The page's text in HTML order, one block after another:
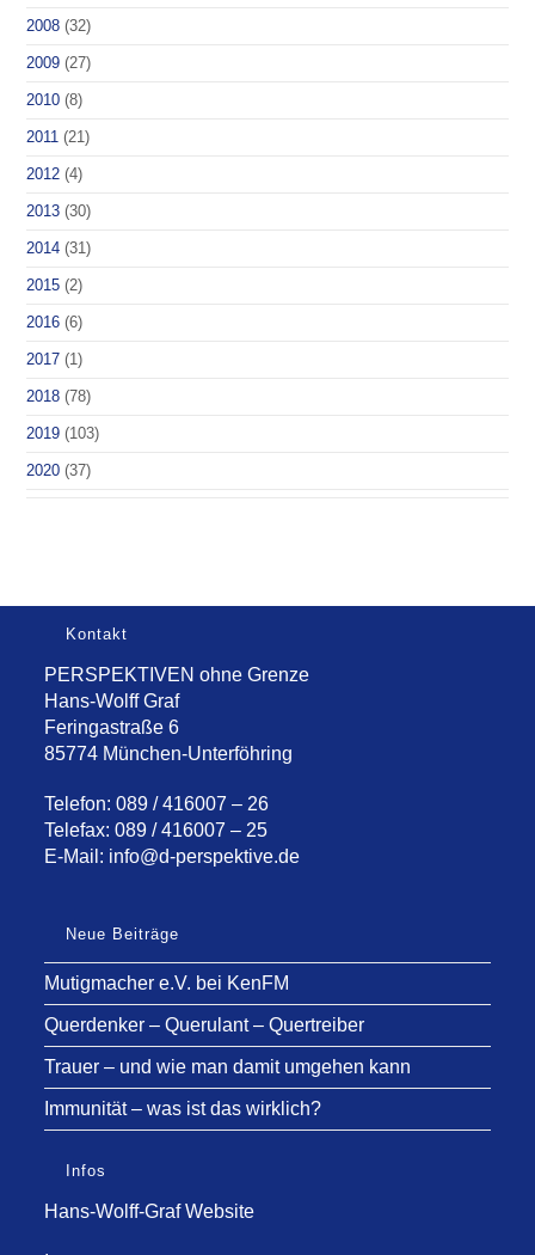
2008 (32)
2009 (27)
2010 (8)
2011 (21)
2012 (4)
2013 (30)
2014 (31)
2015 (2)
2016 (6)
2017 (1)
2018 (78)
2019 (103)
2020 (37)
Kontakt
PERSPEKTIVEN ohne Grenze
Hans-Wolff Graf
Feringastraße 6
85774 München-Unterföhring
Telefon: 089 / 416007 – 26
Telefax: 089 / 416007 – 25
E-Mail: info@d-perspektive.de
Neue Beiträge
Mutigmacher e.V. bei KenFM
Querdenker – Querulant – Quertreiber
Trauer – und wie man damit umgehen kann
Immunität – was ist das wirklich?
Infos
Hans-Wolff-Graf Website